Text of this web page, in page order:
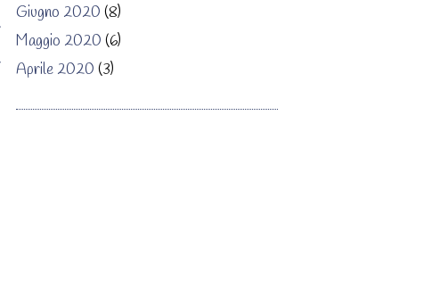
Giugno 2020 (8)
Maggio 2020 (6)
Aprile 2020 (3)